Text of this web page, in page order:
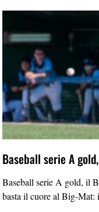
Baseball serie A
Baseball serie A gold, il
basta il cuore al Big-Mat: